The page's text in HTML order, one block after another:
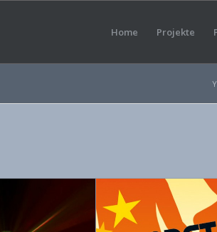
Home Projekte